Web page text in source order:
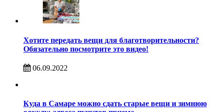
Хотите передать вещи для благотворительности?
Обязательно посмотрите это видео!
06.09.2022
Куда в Самаре можно сдать старые вещи и зимнюю